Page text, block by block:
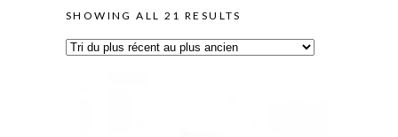
SHOWING ALL 21 RESULTS